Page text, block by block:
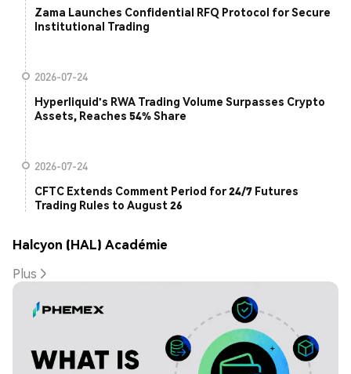
Zama Launches Confidential RFQ Protocol for Secure
Institutional Trading
2026-07-24
Hyperliquid's RWA Trading Volume Surpasses Crypto
Assets, Reaches 54% Share
2026-07-24
CFTC Extends Comment Period for 24/7 Futures
Trading Rules to August 26
Halcyon (HAL) Académie
Plus